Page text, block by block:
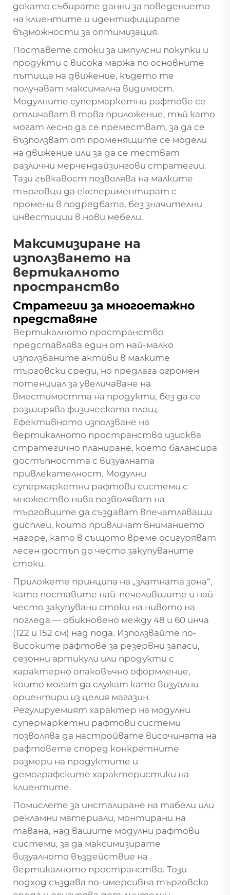
докато събирате данни за поведението
на клиентите и идентифицирате
възможности за оптимизация.
Поставете стоки за импулсни покупки и
продукти с висока маржа по основните
пътища на движение, където те
получават максимална видимост.
Модулните супермаркетни рафтове се
отличават в това приложение, тъй като
могат лесно да се преместват, за да се
възползват от променящите се модели
на движение или за да се тестват
различни мерчендайзингови стратегии.
Тази гъвкавост позволява на малките
търговци да експериментират с
промени в подредбата, без значителни
инвестиции в нови мебели.
Максимизиране на
използването на
вертикалното
пространство
Стратегии за многоетажно
представяне
Вертикалното пространство
представлява един от най-малко
използваните активи в малките
търговски среди, но предлага огромен
потенциал за увеличаване на
вместимостта на продукти, без да се
разширява физическата площ.
Ефективното използване на
вертикалното пространство изисква
стратегично планиране, което балансира
достъпността с визуалната
привлекателност. Модулни
супермаркетни рафтови системи с
множество нива позволяват на
търговците да създават впечатляващи
дисплеи, които привличат вниманието
нагоре, като в същото време осигуряват
лесен достъп до често закупуваните
стоки.
Приложете принципа на „златната зона“,
като поставите най-печелившите и най-
често закупувани стоки на нивото на
погледа — обикновено между 48 и 60 инча
(122 и 152 см) над пода. Използвайте по-
високите рафтове за резервни запаси,
сезонни артикули или продукти с
характерно опаковъчно оформление,
които могат да служат като визуални
ориентири из целия магазин.
Регулируемият характер на модулни
супермаркетни рафтови системи
позволява да настройвате височината на
рафтовете според конкретните
размери на продуктите и
демографските характеристики на
клиентите.
Помислете за инсталиране на табели или
рекламни материали, монтирани на
тавана, над вашите модулни рафтови
системи, за да максимизирате
визуалното въздействие на
вертикалното пространство. Този
подход създава по-имерсивна търговска